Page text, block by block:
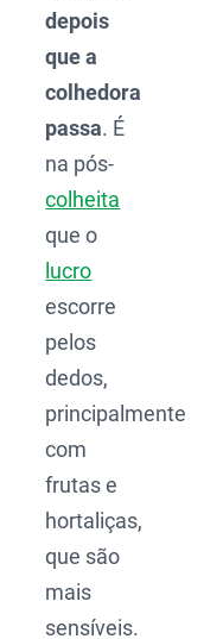
depois
que a
colhedora
passa. É
na pós-
colheita
que o
lucro
escorre
pelos
dedos,
principalmente
com
frutas e
hortaliças,
que são
mais
sensíveis.